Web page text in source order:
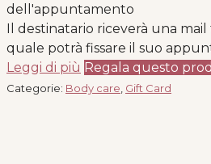
dell'appuntamento
Il destinatario riceverà una
quale potrà fissare il suo
Leggi di più Regala questo
Categorie: Body care Gift Card